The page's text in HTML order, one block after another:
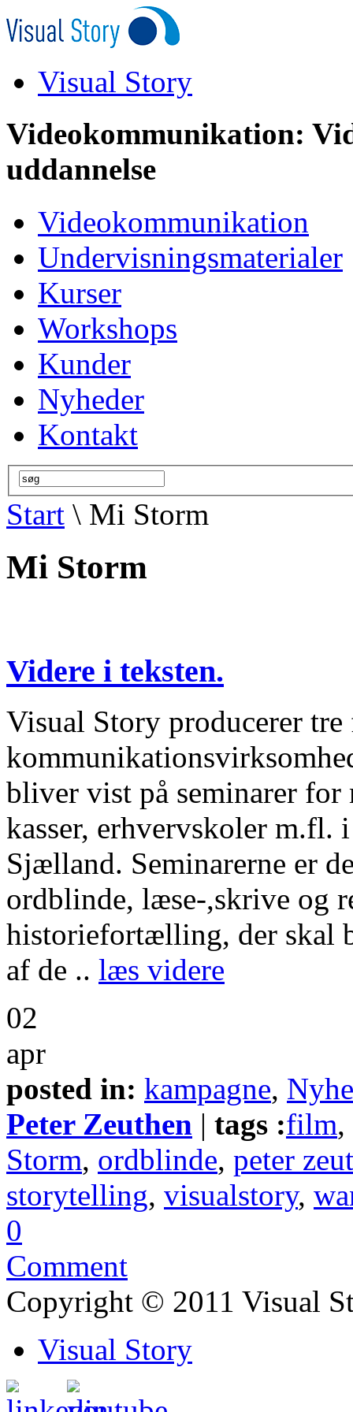
Visual Story
Videokommunikation:
uddannelse
Videokommunikation
Undervisningsmaterialer
Kurser
Workshops
Kunder
Nyheder
Kontakt
Start \ Mi Storm
Mi Storm
Videre i teksten.
Visual Story producerer
bliver vist på seminarer for
kasser, erhvervskoler m.fl.
Sjælland. Seminarerne er
ordblinde, læse-,skrive og
historiefortælling, der skal
af de .. læs videre
02
apr
posted in: kampagne,
Peter Zeuthen | tags :film,
Storm, ordblinde, peter
storytelling, visualstory,
0
Comment
Copyright © 2011 Visual
Visual Story